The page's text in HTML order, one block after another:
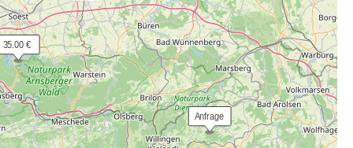
Anfrage
35.00 €